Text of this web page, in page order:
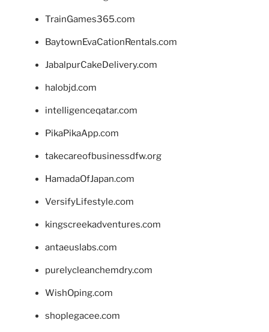
TrainGames365.com
BaytownEvaCationRentals.com
JabalpurCakeDelivery.com
halobjd.com
intelligenceqatar.com
PikaPikaApp.com
takecareofbusinessdfw.org
HamadaOfJapan.com
VersifyLifestyle.com
kingscreekadventures.com
antaeuslabs.com
purelycleanchemdry.com
WishOping.com
shoplegacee.com